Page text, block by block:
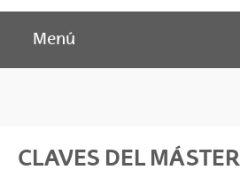
Menú
CLAVES DEL MÁSTER